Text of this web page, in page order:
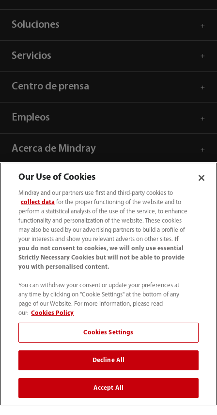
Soluciones
Servicios
Centro de prensa
Empleos
Acerca de Mindray
Información de contacto
52 55 5661 9450
intl-market@mindray.com
Condiciones de uso｜Mapa del sitio｜Aviso cookies｜
Contáctenos
Mindray Headquarters, Mindray Building, Keji 12th Road
Our Use of Cookies
Mindray and our partners use first and third-party cookies to
collect data for the proper functioning of the website and to
perform a statistical analysis of the use of the service, to enhance
functionality and personalization of the website. These cookies
may also be used by our advertising partners to build a profile of
your interests and show you relevant adverts on other sites.
If
you do not consent to cookies, we will only use essential
Strictly Necessary Cookies but will not be able to provide
you with personalised content.
You can withdraw your consent or update your preferences at
any time by clicking on "Cookie Settings" at the bottom of any
page of our Website. For more information, please read
our: Cookies Policy
Cookies Settings
Decline All
Accept All